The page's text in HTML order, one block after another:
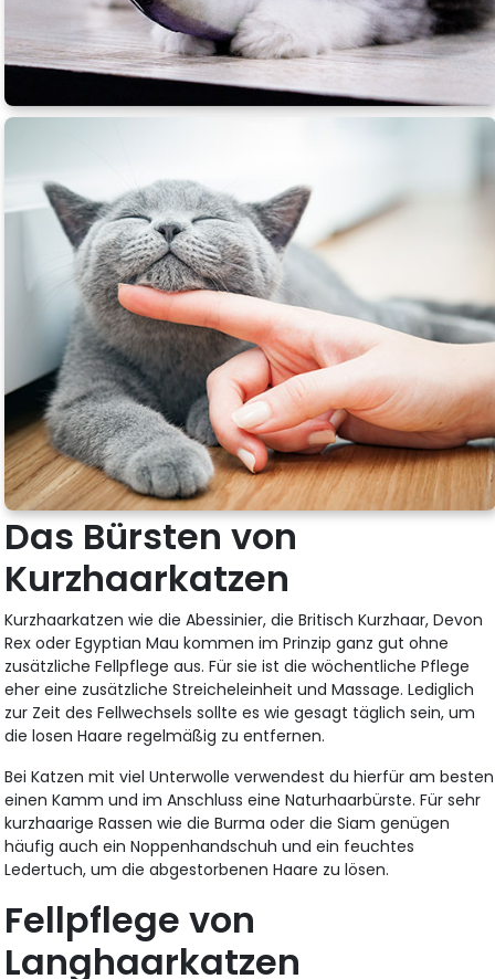
Das Bürsten von
Kurzhaarkatzen
Kurzhaarkatzen wie die Abessinier, die Britisch Kurzhaar, Devon
Rex oder Egyptian Mau kommen im Prinzip ganz gut ohne
zusätzliche Fellpflege aus. Für sie ist die wöchentliche Pflege
eher eine zusätzliche Streicheleinheit und Massage. Lediglich
zur Zeit des Fellwechsels sollte es wie gesagt täglich sein, um
die losen Haare regelmäßig zu entfernen.
Bei Katzen mit viel Unterwolle verwendest du hierfür am besten
einen Kamm und im Anschluss eine Naturhaarbürste. Für sehr
kurzhaarige Rassen wie die Burma oder die Siam genügen
häufig auch ein Noppenhandschuh und ein feuchtes
Ledertuch, um die abgestorbenen Haare zu lösen.
Fellpflege von
Langhaarkatzen